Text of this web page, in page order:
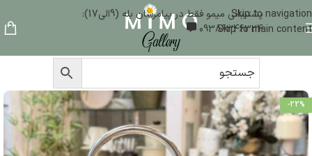
Skip to navigation
Skip to main content
پشتیبانی میمو فقط در پیامرسان بله (9الی17):
09386346324
-22%